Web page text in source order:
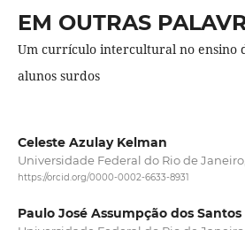
EM OUTRAS
Um currículo intercultural no ensino
alunos surdos
Celeste Azulay Kelman
Universidade Federal do Rio de
https://orcid.org/0000-0002-6633-8931
Paulo José Assumpção dos Santos